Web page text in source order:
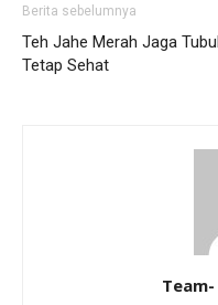
Berita sebelumnya
Teh Jahe Merah Jaga
Tetap Sehat